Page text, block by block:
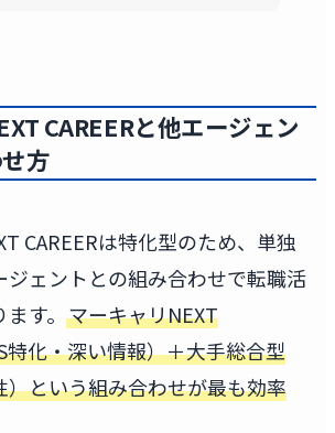
CAREERと他エージェン
方
CAREERは特化型のため、単独
ジェントとの組み合わせで転職活
す。 マーキャリNEXT
特化・深い情報）＋大手総合型
）という組み合わせが最も効率